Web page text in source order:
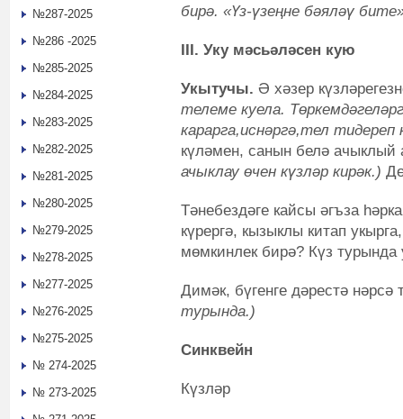
бирә. «Үз-үзеңне бәяләү
III. Уку мәсьәләсен кую
Укытучы. Ә хәзер
телеме куела.
карарга,иснәргә,тел
күләмен, санын белә
ачыклау өчен күзләр кирәк.)
Тәнебездәге кайсы әгъза
күрергә, кызыклы китап
мөмкинлек бирә? Күз турында
Димәк, бүгенге дәрестә
турында.)
Синквейн
Күзләр
№287-2025
№286 -2025
№285-2025
№284-2025
№283-2025
№282-2025
№281-2025
№280-2025
№279-2025
№278-2025
№277-2025
№276-2025
№275-2025
№ 274-2025
№ 273-2025